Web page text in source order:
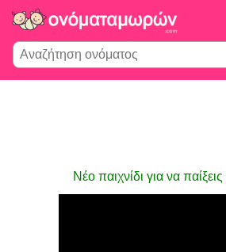
Νέο παιχνίδι για να